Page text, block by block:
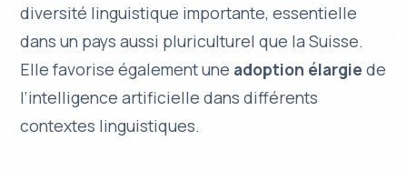
diversité linguistique importante, essentielle
dans un pays aussi pluriculturel que la Suisse.
Elle favorise également une adoption élargie de
l’intelligence artificielle dans différents
contextes linguistiques.